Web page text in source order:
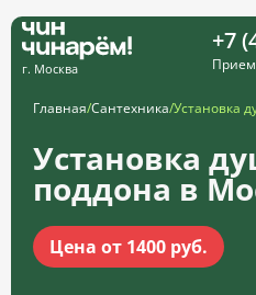
г. Москва
+7
Прием
Главная/Сантехника/Установка
Установка
поддона в
Цена от 1400 руб.